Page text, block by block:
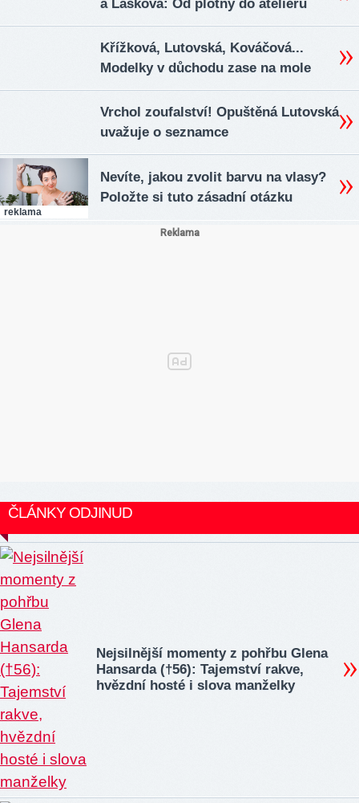
a Lašková: Od plotny do ateliéru
Křížková, Lutovská, Kováčová...
Modelky v důchodu zase na mole
Vrchol zoufalství! Opuštěná Lutovská
uvažuje o seznamce
reklama
Nevíte, jakou zvolit barvu na vlasy?
Položte si tuto zásadní otázku
ČLÁNKY ODJINUD
Nejsilnější momenty z pohřbu Glena
Hansarda (†56): Tajemství rakve,
hvězdní hosté i slova manželky